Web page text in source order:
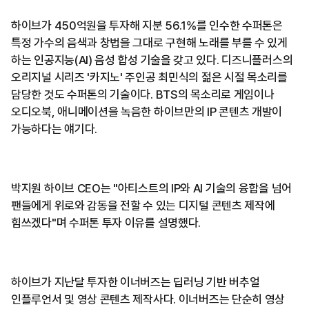
하이브가 450억원을 투자해 지분 56.1%를 인수한 수퍼톤은
특정 가수의 음색과 창법을 그대로 구현해 노래를 부를 수 있게
하는 인공지능(AI) 음성 합성 기술을 갖고 있다. 디즈니플러스의
오리지널 시리즈 '카지노' 주인공 최민식의 젊은 시절 목소리를
담당한 것도 수퍼톤의 기술이다. BTS의 목소리로 게임이나
오디오북, 애니메이션을 녹음한 하이브만의 IP 콘텐츠 개발이
가능하다는 얘기다.
박지원 하이브 CEO는 "아티스트의 IP와 AI 기술의 융합을 넘어
팬들에게 위로와 감동을 전할 수 있는 디지털 콘텐츠 제작에
힘쓰겠다"며 수퍼톤 투자 이유를 설명했다.
하이브가 지난달 투자한 이너버즈는 딥러닝 기반 버추얼
인플루언서 및 영상 콘텐츠 제작사다. 이너버즈는 단순히 영상